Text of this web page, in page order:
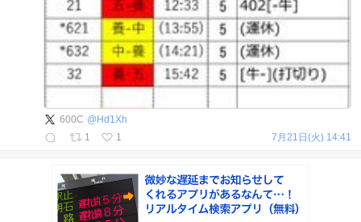
600C @ Hd1Xh
1
1 7月21日(火) 14:41